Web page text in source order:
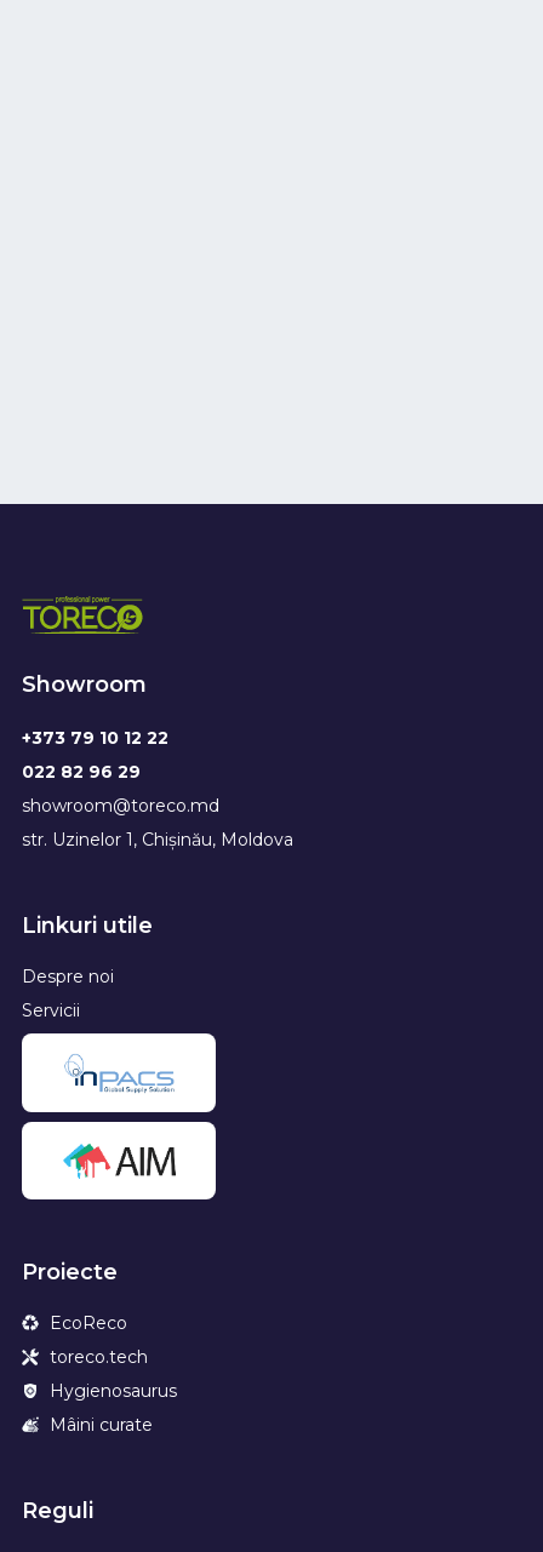
Showroom
+373 79 10 12 22
022 82 96 29
showroom@toreco.md
str. Uzinelor 1, Chișinău, Moldova
Linkuri utile
Despre noi
Servicii
Proiecte
EcoReco
toreco.tech
Hygienosaurus
Mâini curate
Reguli